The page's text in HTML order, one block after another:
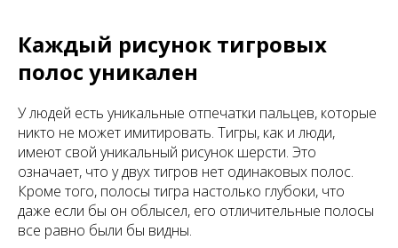
Каждый рисунок тигровых
полос уникален
У людей есть уникальные отпечатки пальцев, которые
никто не может имитировать. Тигры, как и люди,
имеют свой уникальный рисунок шерсти. Это
означает, что у двух тигров нет одинаковых полос.
Кроме того, полосы тигра настолько глубоки, что
даже если бы он облысел, его отличительные полосы
все равно были бы видны.